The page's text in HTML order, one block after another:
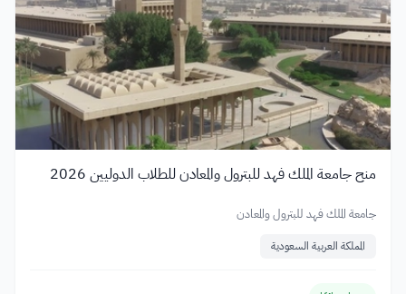
منح جامعة الملك فهد للبترول والمعادن للطلاب الدوليين 2026
جامعة الملك فهد للبترول والمعادن
المملكة العربية السعودية